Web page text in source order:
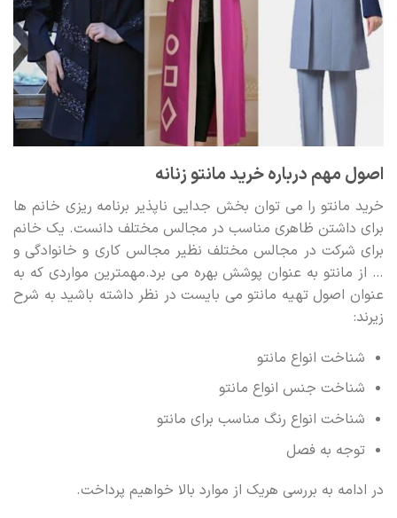
اصول مهم درباره خرید مانتو زنانه
خرید مانتو را می توان بخش جدایی ناپذیر برنامه ریزی خانم ها
برای داشتن ظاهری مناسب در مجالس مختلف دانست. یک خانم
برای شرکت در مجالس مختلف نظیر مجالس کاری و خانوادگی و
… از مانتو به عنوان پوشش بهره می برد.مهمترین مواردی که به
عنوان اصول تهیه مانتو می بایست در نظر داشته باشید به شرح
زیرند:
شناخت انواع مانتو
شناخت جنس انواع مانتو
شناخت انواع رنگ مناسب برای مانتو
توجه به فصل
در ادامه به بررسی هریک از موارد بالا خواهیم پرداخت.